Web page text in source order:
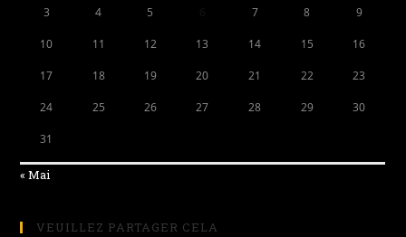
3 4 5 7 8 9
10 11 12 13 14 15 16
17 18 19 20 21 22 23
24 25 26 27 28 29 30
31
« Mai
VEUILLEZ PARTAGER CELA